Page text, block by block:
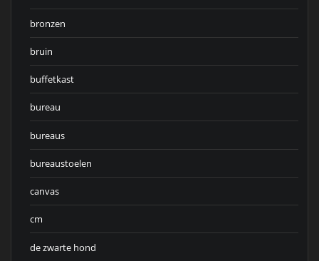
bronzen
bruin
buffetkast
bureau
bureaus
bureaustoelen
canvas
cm
de zwarte hond